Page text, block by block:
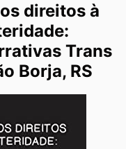
direitos à
Trans
Borja, RS